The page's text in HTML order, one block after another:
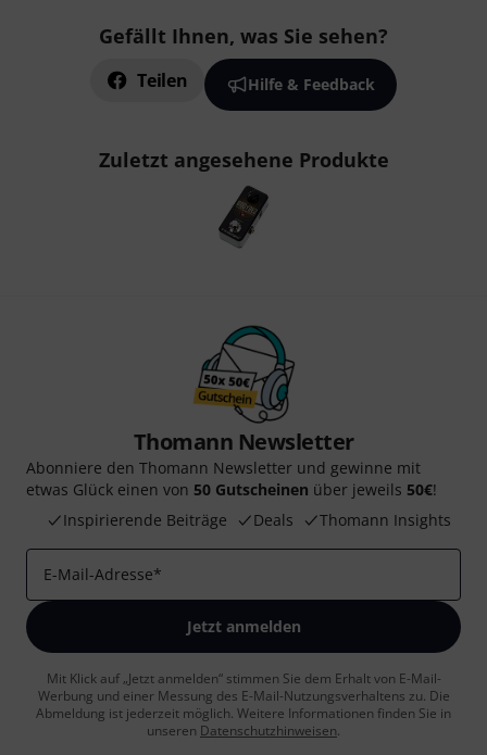
Gefällt Ihnen, was Sie sehen?
Teilen Hilfe & Feedback
Zuletzt angesehene Produkte
Thomann Newsletter
Abonniere den Thomann Newsletter und gewinne mit
etwas Glück einen von 50 Gutscheinen über jeweils 50€!
Inspirierende Beiträge
Deals Thomann Insights
E-Mail-Adresse*
Jetzt anmelden
Mit Klick auf „Jetzt anmelden“ stimmen Sie dem Erhalt von E-Mail-
Werbung und einer Messung des E-Mail-Nutzungsverhaltens zu. Die
Abmeldung ist jederzeit möglich. Weitere Informationen finden Sie in
unseren Datenschutzhinweisen.